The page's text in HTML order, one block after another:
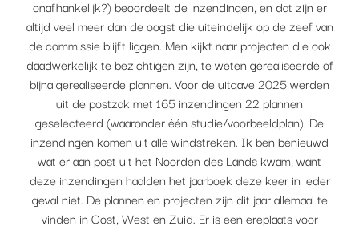
onafhankelijk?) beoordeelt de inzendingen, en dat zijn er
altijd veel meer dan de oogst die uiteindelijk op de zeef van
de commissie blijft liggen. Men kijkt naar projecten die ook
daadwerkelijk te bezichtigen zijn, te weten gerealiseerde of
bijna gerealiseerde plannen. Voor de uitgave 2025 werden
uit de postzak met 165 inzendingen 22 plannen
geselecteerd (waaronder één studie/voorbeeldplan). De
inzendingen komen uit alle windstreken. Ik ben benieuwd
wat er aan post uit het Noorden des Lands kwam, want
deze inzendingen haalden het jaarboek deze keer in ieder
geval niet. De plannen en projecten zijn dit jaar allemaal te
vinden in Oost, West en Zuid. Er is een ereplaats voor